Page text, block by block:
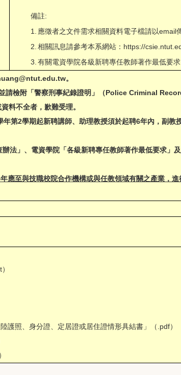
備註:
1.
應徵者之文件需求相關資料電子檔請以email
2. 相關訊息請參考本系網站： https://
3. 有關電資學院各級新聘專任教師著作最低要
。
請檢附「警察刑事紀錄證明」（Police Criminal
料不全者，歉難受理。
第2學期起新聘講師、助理教授須於起聘6年內，副教
法」、電資學院「各級新聘專任教師著作最低要求」
應至與技職校院合作機構或與任教領域有關之產業，
）
護照、身分證、定居證或居住證情形具結書」（ .pdf）